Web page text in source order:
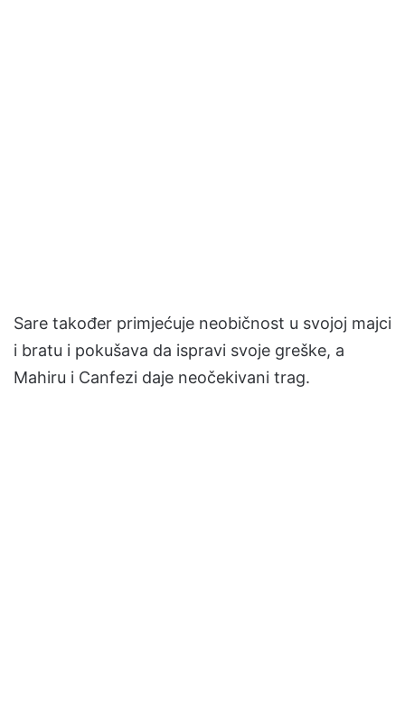
Sare također primjećuje neobičnost u svojoj majci
i bratu i pokušava da ispravi svoje greške, a
Mahiru i Canfezi daje neočekivani trag.